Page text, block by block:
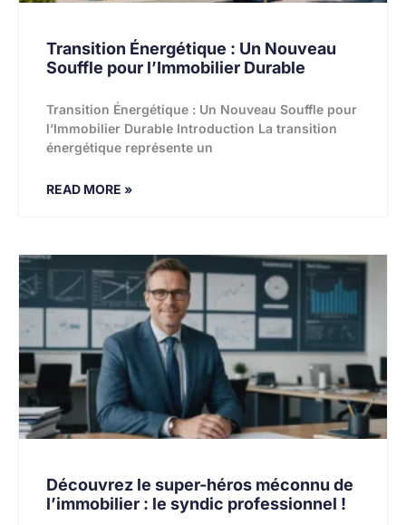
Transition Énergétique : Un Nouveau
Souffle pour l’Immobilier Durable
Transition Énergétique : Un Nouveau Souffle pour
l’Immobilier Durable Introduction La transition
énergétique représente un
READ MORE »
Découvrez le super-héros méconnu de
l’immobilier : le syndic professionnel !